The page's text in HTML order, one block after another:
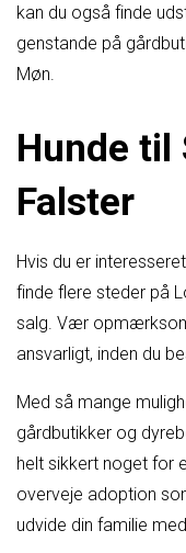
kan du også finde
genstande på
Møn.
Hunde til
Falster
Hvis du er
finde flere steder på
salg. Vær
ansvarligt, inden du
Med så mange
gårdbutikker og
helt sikkert noget for
overveje adoption
udvide din familie